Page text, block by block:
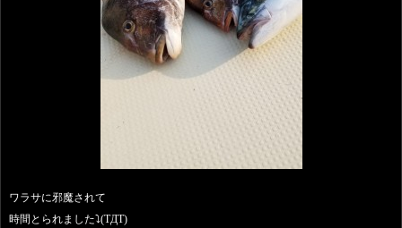
ワラサに邪魔されて
時間とられました⤵️(TДT)